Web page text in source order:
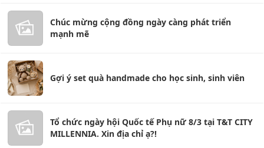
Chúc mừng cộng đồng ngày càng phát triển
mạnh mẽ
Gợi ý set quà handmade cho học sinh, sinh viên
Tổ chức ngày hội Quốc tế Phụ nữ 8/3 tại T&T CITY
MILLENNIA. Xin địa chỉ ạ?!